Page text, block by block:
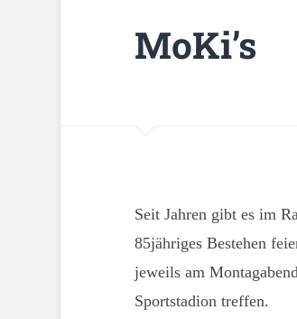
MoKi’s
Seit Jahren gibt es im
85jähriges Bestehen
jeweils am
Sportstadion treffen.